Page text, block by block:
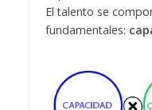
El talento se
fundamentales: